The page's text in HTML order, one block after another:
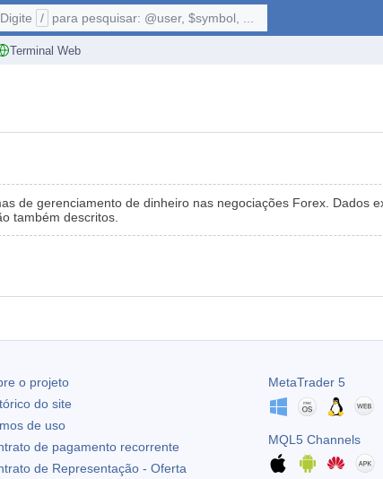
Terminal Web
Digite / para pesquisar: @user, $symbol, ...
de gerenciamento de dinheiro nas negociações Forex. Dados
também descritos.
o projeto
do site
de uso
de pagamento recorrente
de Representação - Oferta
MetaTrader 5
MQL5 Channels